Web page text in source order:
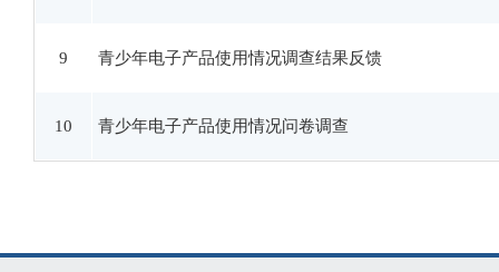
9 青少年电子产品使用情况调查结果反馈
10 青少年电子产品使用情况问卷调查